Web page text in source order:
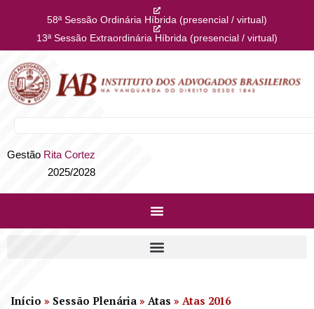
58ª Sessão Ordinária Híbrida (presencial / virtual)
13ª Sessão Extraordinária Híbrida (presencial / virtual)
Gestão Rita Cortez
2025/2028
Início » Sessão Plenária » Atas » Atas 2016